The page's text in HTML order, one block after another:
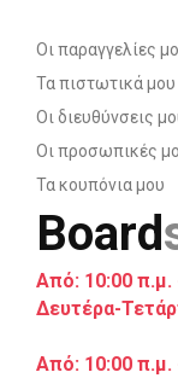
Οι παραγγελίες
Τα πιστωτικά μου
Οι διευθύνσεις
Οι προσωπικές
Τα κουπόνια μου
Board
Από: 10:00 π.μ.
Δευτέρα-
Από: 10:00 π.μ.